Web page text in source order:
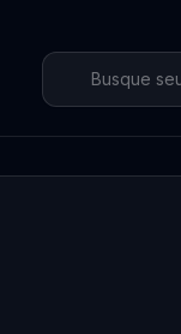
Busque seu Ritmo